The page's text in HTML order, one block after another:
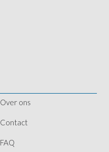
Over ons
Contact
FAQ